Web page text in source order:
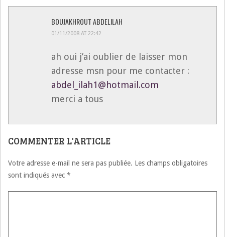
BOUJAKHROUT ABDELILAH
01/11/2008 AT 22:42
ah oui j’ai oublier de laisser mon
adresse msn pour me contacter :
abdel_ilah1@hotmail.com
merci a tous
COMMENTER L'ARTICLE
Votre adresse e-mail ne sera pas publiée. Les champs obligatoires
sont indiqués avec *